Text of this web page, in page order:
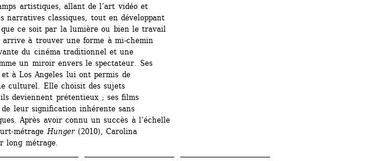
artistiques, allant de l’art vidéo et
narratives classiques, tout en développant
ce soit par la lumière ou bien le travail
à trouver une forme à mi-chemin
du cinéma traditionnel et une
un miroir envers le spectateur. Ses
à Los Angeles lui ont permis de
culturel. Elle choisit des sujets
deviennent prétentieux ; ses films
leur signification inhérente sans
Après avoir connu un succès à l’échelle
métrage Hunger (2010), Carolina
long métrage.